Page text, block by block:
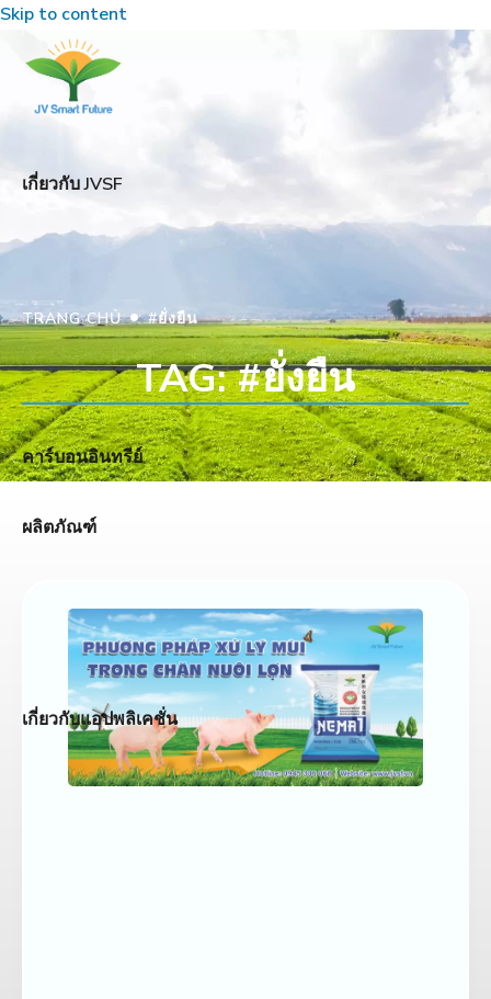
Skip to content
เกี่ยวกับ JVSF
คาร์บอนอินทรีย์
ผลิตภัณฑ์
เกี่ยวกับแอปพลิเคชั่น
TRANG CHỦ•#ยั่งยืน
TAG: #ยั่งยืน